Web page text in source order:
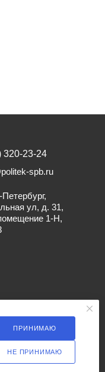
320-23-24
spb.ru
Петербург,
ул, д. 31,
1-Н,
данных
ПРИНИМАЮ
НЕ ПРИНИМАЮ